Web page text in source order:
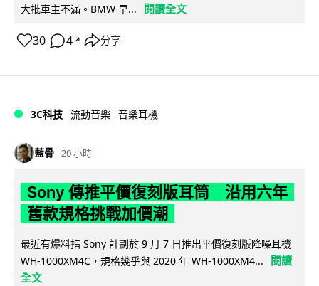
大批車主不滿。BMW 早...
閱讀全文
30 4 ↗ 分享
3C科技 流動音樂 音樂耳機
藍骨 20 小時
Sony 傳推平價復刻版耳筒 沿用六年
舊款規格挑戰加價潮
最近有爆料指 Sony 計劃於 9 月 7 日推出平價復刻版降噪耳機
WH-1000XM4C，規格幾乎與 2020 年 WH-1000XM4...
閱讀
全文